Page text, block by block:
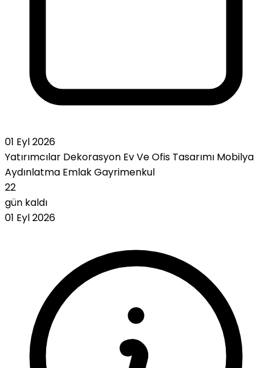
01 Eyl 2026
Yatırımcılar Dekorasyon Ev Ve Ofis Tasarımı Mobilya
Aydınlatma EmlakGayrimenkul
22
gün kaldı
01 Eyl 2026